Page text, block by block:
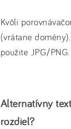
Kvôli
(vrátane
použite JPG/
Alternatívny
rozdiel?